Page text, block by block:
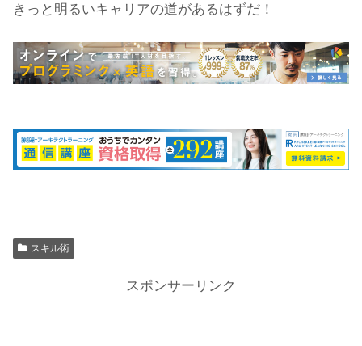
きっと明るいキャリアの道があるはずだ！
スキル術
スポンサーリンク